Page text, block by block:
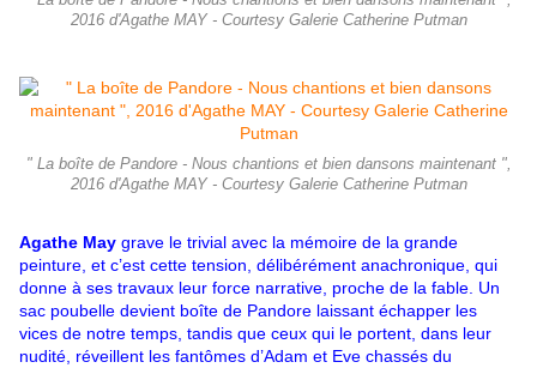
2016 d'Agathe MAY - Courtesy Galerie Catherine Putman
" La boîte de Pandore - Nous chantions et bien dansons maintenant ",
2016 d'Agathe MAY - Courtesy Galerie Catherine Putman
Agathe May grave le trivial avec la mémoire de la grande
peinture, et c’est cette tension, délibérément anachronique, qui
donne à ses travaux leur force narrative, proche de la fable. Un
sac poubelle devient boîte de Pandore laissant échapper les
vices de notre temps, tandis que ceux qui le portent, dans leur
nudité, réveillent les fantômes d’Adam et Eve chassés du